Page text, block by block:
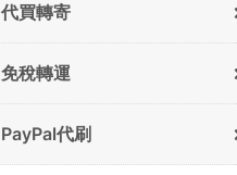
代買轉寄
免稅轉運
PayPal代刷